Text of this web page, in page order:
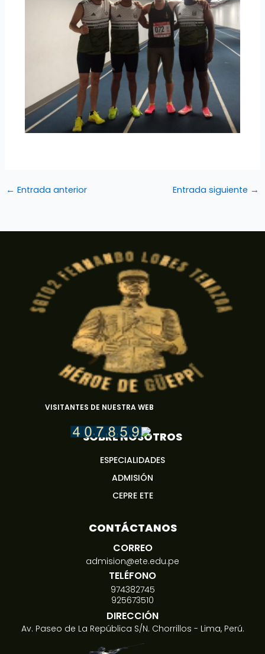
← Entrada anterior Entrada siguiente →
VISITANTES DE NUESTRA WEB
SOBRE NOSOTROS
ESPECIALIDADES
ADMISIÓN
CEPRE ETE
CONTÁCTANOS
CORREO
admision@ete.edu.pe
TELÉFONO
974382745
925673510
DIRECCIÓN
Av. Paseo de La República S/N. Chorrillos - Lima, Perú.